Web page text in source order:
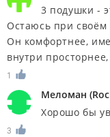
3 подушки -
Остаюсь при своём
Он комфортнее,
внутри
1
Меломан (
Хорошо бы
3